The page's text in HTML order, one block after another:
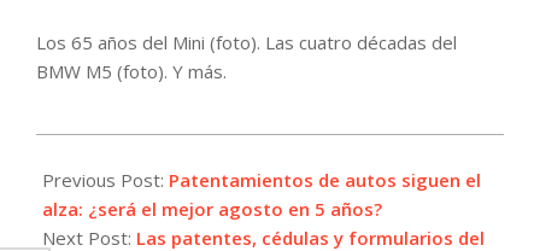
Los 65 años del Mini (foto). Las cuatro décadas del
BMW M5 (foto). Y más.
08-
30
Previous Post: Patentamientos de autos siguen el
alza: ¿será el mejor agosto en 5 años?
Next Post: Las patentes, cédulas y formularios del